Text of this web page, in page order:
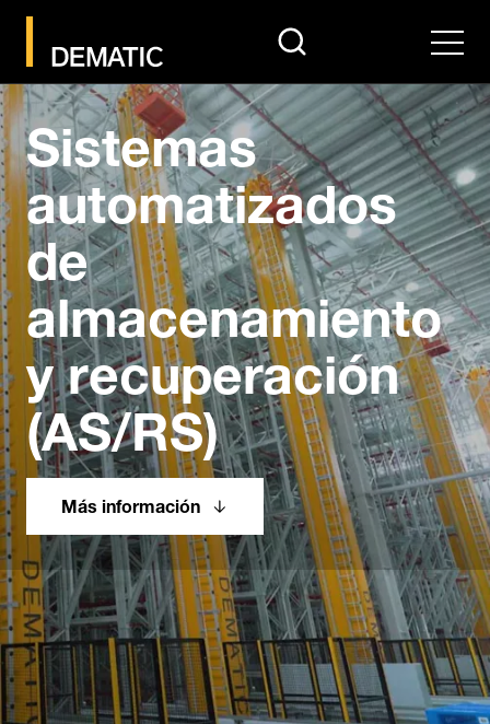
search Menu
Sistemas
automatizados
de
almacenamiento
y recuperación
(AS/RS)
Más información